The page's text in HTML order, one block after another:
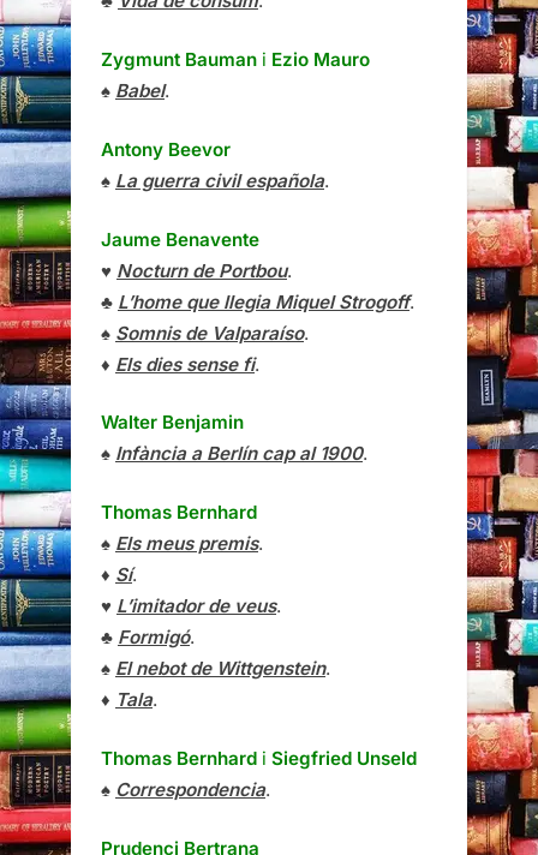
Zygmunt Bauman i Ezio Mauro
♠ Babel.
Antony Beevor
♠ La guerra civil española.
Jaume Benavente
♥ Nocturn de Portbou.
♣ L’home que llegia Miquel Strogoff.
♠ Somnis de Valparaíso.
♦ Els dies sense fi.
Walter Benjamin
♠ Infància a Berlín cap al 1900.
Thomas Bernhard
♠ Els meus premis.
♦ Sí.
♥ L’imitador de veus.
♣ Formigó.
♠ El nebot de Wittgenstein.
♦ Tala.
Thomas Bernhard i Siegfried Unseld
♠ Correspondencia.
Prudenci Bertrana